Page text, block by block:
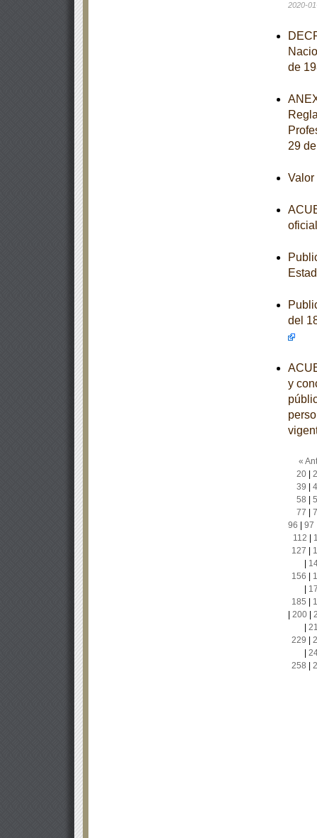
2020-
de
29
del
y
«
20|
39
58
77
96
97
112
127
156
185
200|
229
258